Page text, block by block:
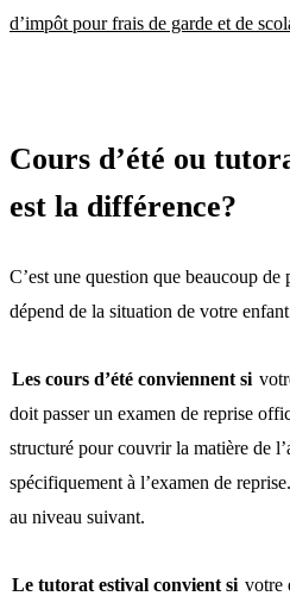
d’impôt pour frais de garde et de
Cours d’été ou
est la différence?
C’est une question que beaucoup de
dépend de la situation de votre
Les cours d’été conviennent si
doit passer un examen de reprise
structuré pour couvrir la matière de
spécifiquement à l’examen de
au niveau suivant.
Le tutorat estival convient si votre